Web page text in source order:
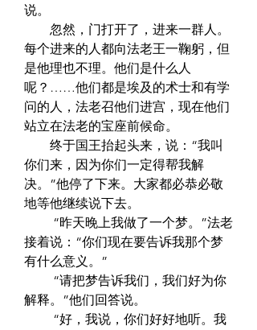
说。
忽然，门打开了，进来一群人。
每个进来的人都向法老王一鞠躬，但
是他理也不理。他们是什么人
呢？……他们都是埃及的术士和有学
问的人，法老召他们进宫，现在他们
站立在法老的宝座前候命。
终于国王抬起头来，说：“我叫
你们来，因为你们一定得帮我解
决。”他停了下来。大家都必恭必敬
地等他继续说下去。
“昨天晚上我做了一个梦。”法老
接着说：“你们现在要告诉我那个梦
有什么意义。”
“请把梦告诉我们，我们好为你
解释。”他们回答说。
“好，我说，你们好好地听。我